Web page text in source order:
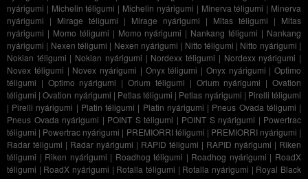
nyárigumi | Michelin téligumi | Michelin nyárigumi | Minerva téligumi | Minerva
nyárigumi | Mirage téligumi | Mirage nyárigumi | Mitas téligumi | Mitas
nyárigumi | Momo téligumi | Momo nyárigumi | Nankang téligumi | Nankang
nyárigumi | Nexen téligumi | Nexen nyárigumi | Nitto téligumi | Nitto nyárigumi |
Nokian téligumi | Nokian nyárigumi | Nordexx téligumi | Nordexx nyárigumi |
Novex téligumi | Novex nyárigumi | Onyx téligumi | Onyx nyárigumi | Optimo
téligumi | Optimo nyárigumi |Orium téligumi | Orium nyárigumi |Ovation
téligumi |Ovation nyárigumi | Petlas téligumi | Petlas nyárigumi | Pirelli téligumi
| Pirelli nyárigumi | Platin téligumi | Platin nyárigumi | Pneus Ovada téligumi |
Pneus Ovada nyárigumi | POINT S téligumi | POINT S nyárigumi | Powertrac
téligumi | Powertrac nyárigumi | PREMIORRI téligumi | PREMIORRI nyárigumi |
Radar téligumi | Radar nyárigumi | RAPID téligumi | RAPID nyárigumi | Riken
téligumi | Riken nyárigumi | Roadhog téligumi | Roadhog nyárigumi | RoadX
téligumi | RoadX nyárigumi | Rotalla téligumi | Rotalla nyárigumi | Royal Black